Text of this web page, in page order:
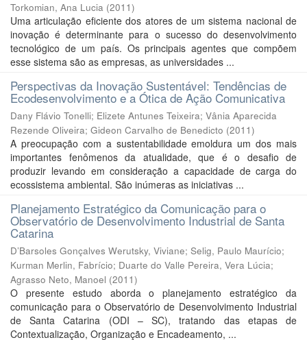
Torkomian, Ana Lucia (2011)
Uma articulação eficiente dos atores de um sistema nacional de
inovação é determinante para o sucesso do desenvolvimento
tecnológico de um país. Os principais agentes que compõem
esse sistema são as empresas, as universidades ...
Perspectivas da Inovação Sustentável: Tendências de
Ecodesenvolvimento e a Ótica de Ação Comunicativa
Dany Flávio Tonelli; Elizete Antunes Teixeira; Vânia Aparecida
Rezende Oliveira; Gideon Carvalho de Benedicto (2011)
A preocupação com a sustentabilidade emoldura um dos mais
importantes fenômenos da atualidade, que é o desafio de
produzir levando em consideração a capacidade de carga do
ecossistema ambiental. São inúmeras as iniciativas ...
Planejamento Estratégico da Comunicação para o
Observatório de Desenvolvimento Industrial de Santa
Catarina
D’Barsoles Gonçalves Werutsky, Viviane; Selig, Paulo Maurício;
Kurman Merlin, Fabrício; Duarte do Valle Pereira, Vera Lúcia;
Agrasso Neto, Manoel (2011)
O presente estudo aborda o planejamento estratégico da
comunicação para o Observatório de Desenvolvimento Industrial
de Santa Catarina (ODI – SC), tratando das etapas de
Contextualização, Organização e Encadeamento, ...